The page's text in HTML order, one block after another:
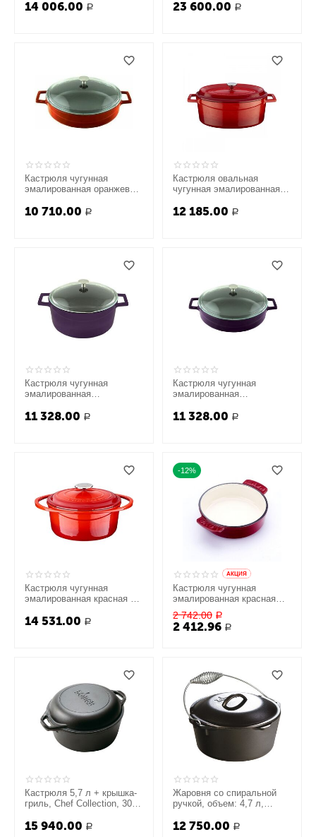
14 006.00 Р 23 600.00 Р
Кастрюля чугунная
эмалированная оранжевая
см, LAVA
10 710.00 Р
Кастрюля овальная
чугунная эмалированная
см, LAVA
12 185.00 Р
Кастрюля чугунная
эмалированная
крышкой, 24 см, LAVA
11 328.00 Р
Кастрюля чугунная
эмалированная
крышкой, 28 см, LAVA
11 328.00 Р
Кастрюля чугунная
эмалированная красная с
14 531.00 Р
-12%
AКЦИЯ
Кастрюля чугунная
эмалированная красная
без крышки, 14см, LAVA
2 742.00 Р
2 412.96 Р
Кастрюля 5,7 л + крышка-
гриль, Chef Collection, 30
Lodge
15 940.00 Р
Жаровня со спиральной
ручкой, объем: 4,7 л,
чугун, черная, LODGE,
12 750.00 Р